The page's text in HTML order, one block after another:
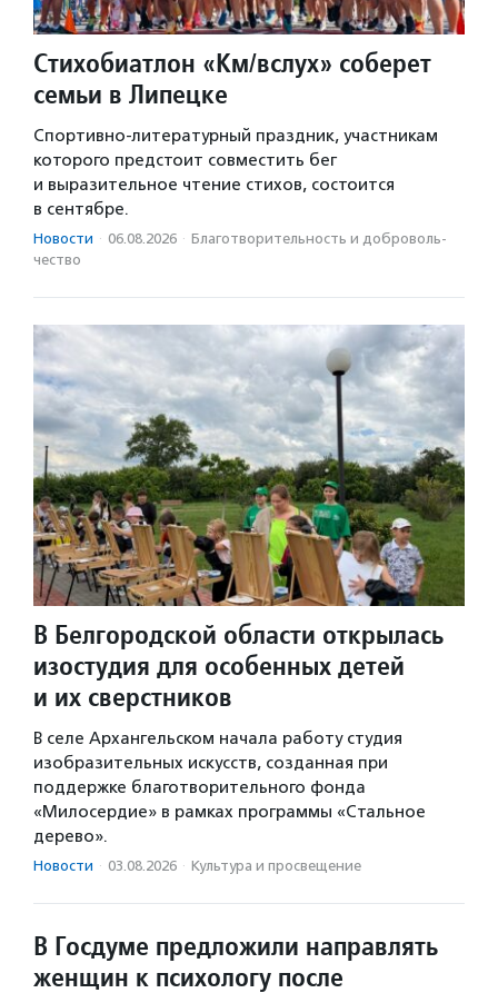
Стихобиатлон «Км/вслух» соберет
семьи в Липецке
Спортивно-литературный праздник, участникам
которого предстоит совместить бег
и выразительное чтение стихов, состоится
в сентябре.
Новости · 06.08.2026 · Благотвори­тель­ность и доброволь­
чест­во
В Белгородской области открылась
изостудия для особенных детей
и их сверстников
В селе Архангельском начала работу студия
изобразительных искусств, созданная при
поддержке благотворительного фонда
«Милосердие» в рамках программы «Стальное
дерево».
Новости · 03.08.2026 · Культура и просвещение
В Госдуме предложили направлять
женщин к психологу после